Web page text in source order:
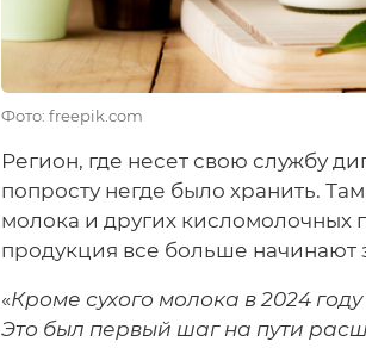
Фото: freepik.com
Регион, где несет свою службу
попросту негде было хранить.
молока и других кисломолочных
продукция все больше начинают
«Кроме сухого молока в 2024
Это был первый шаг на пути